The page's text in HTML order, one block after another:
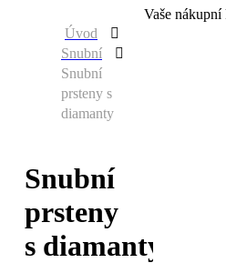
Vaše
Úvod
Snubní
Snubní
prsteny s
diamanty
Snubní
prsteny
s diamanty